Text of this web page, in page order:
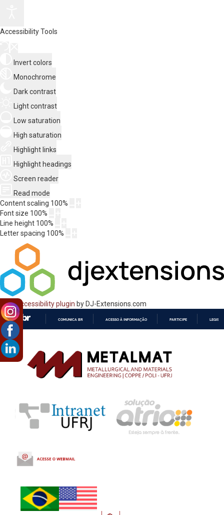
Accessibility Tools
Invert colors
Monochrome
Dark contrast
Light contrast
Low saturation
High saturation
Highlight links
Highlight headings
Screen reader
Read mode
Content scaling 100%
Font size 100%
Line height 100%
Letter spacing 100%
Web Accessibility plugin by DJ-Extensions.com
CONTEÚDO
COMUNICA BR ACESSO À INFORMAÇÃO PARTICIPE